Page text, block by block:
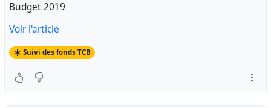
Budget 2019
Voir l'article
Suivi des fonds TCB